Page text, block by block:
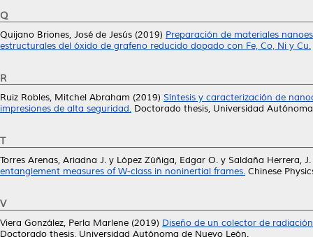
Q
Quijano Briones, José de Jesús (2019) Preparación de materiales
estructurales del óxido de grafeno reducido dopado con Fe, Co, Ni y Cu.
R
Ruiz Robles, Mitchel Abraham (2019) Síntesis y caracterización de
impresiones de alta seguridad. Doctorado thesis, Universidad
T
Torres Arenas, Ariadna J. y López Zúñiga, Edgar O. y Saldaña Herrera,
entanglement measures of W-class in noninertial frames. Chinese
V
Viera González, Perla Marlene (2019) Diseño de un colector de
Doctorado thesis, Universidad Autónoma de Nuevo León.